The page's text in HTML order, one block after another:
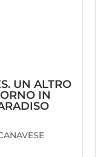
UN ALTRO
IN